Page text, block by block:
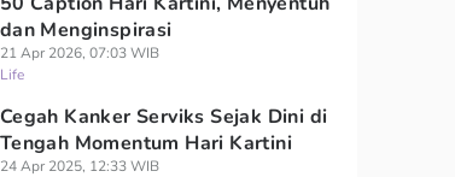
dan Menginspirasi
21 Apr 2026, 07:03 WIB
Life
Cegah Kanker Serviks Sejak Dini di
Tengah Momentum Hari Kartini
24 Apr 2025, 12:33 WIB